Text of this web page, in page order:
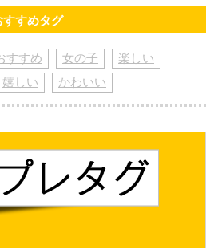
すすめタグ
すすめ 女の子
楽しい
嬉しい かわいい